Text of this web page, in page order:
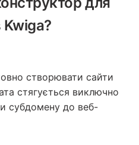
Kwiga?
створювати сайти
стягується виключно
субдомену до веб-